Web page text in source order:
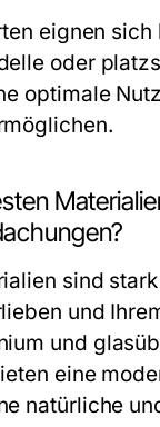
eignen sich
oder
optimale
sind
und
und
eine
natürliche